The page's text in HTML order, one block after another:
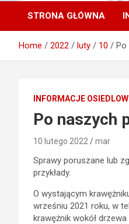
STRONA GŁÓWNA
Home 2022 luty 10 Po
INFORMACJE
Po naszych
10 lutego 2022 mar
Sprawy poruszane lub
przykłady.
O wystającym
wrześniu 2021 roku, w
krawężnik wokół